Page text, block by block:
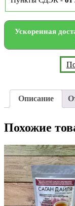
Ускоренная
Описание
Похожие